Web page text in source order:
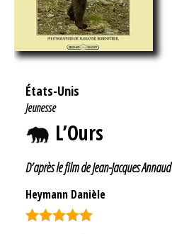
États-Unis
Jeunesse
L’Ours
D’après le film de Jean-Jacques Annaud
Heymann Danièle